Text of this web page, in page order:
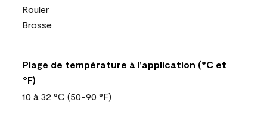
Rouler
Brosse
Plage de température à l’application (°C et
°F)
10 à 32 °C (50-90 °F)